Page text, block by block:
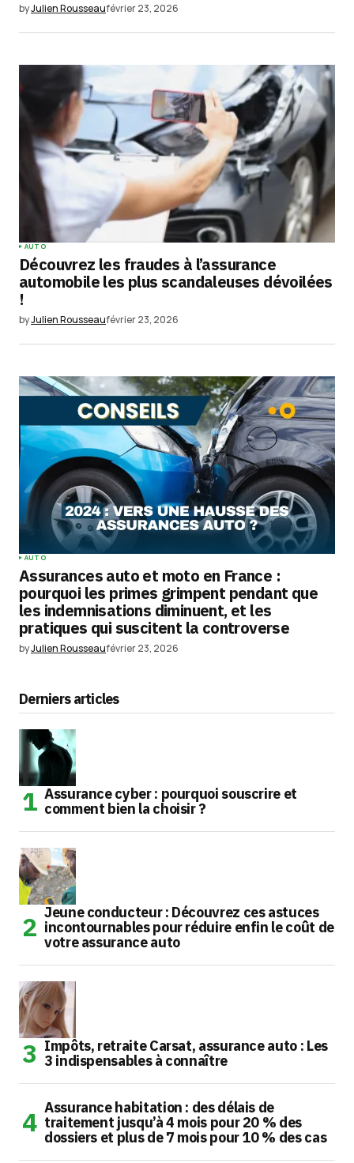
byJulien Rousseaufévrier 23, 2026
AUTO
Découvrez les fraudes à l’assurance
automobile les plus scandaleuses dévoilées
!
byJulien Rousseaufévrier 23, 2026
AUTO
Assurances auto et moto en France :
pourquoi les primes grimpent pendant que
les indemnisations diminuent, et les
pratiques qui suscitent la controverse
byJulien Rousseaufévrier 23, 2026
Derniers articles
Assurance cyber : pourquoi souscrire et
comment bien la choisir ?
Jeune conducteur : Découvrez ces astuces
incontournables pour réduire enfin le coût de
votre assurance auto
Impôts, retraite Carsat, assurance auto : Les
3 indispensables à connaître
Assurance habitation : des délais de
traitement jusqu’à 4 mois pour 20 % des
dossiers et plus de 7 mois pour 10 % des cas